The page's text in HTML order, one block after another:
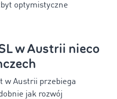
optymistyczne
w Austrii nieco
w Austrii przebiega
jak rozwój